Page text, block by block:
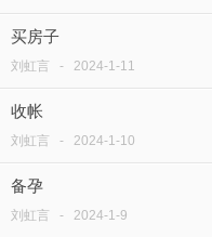
买房子
刘虹言 - 2024-1-11
收帐
刘虹言 - 2024-1-10
备孕
刘虹言 - 2024-1-9